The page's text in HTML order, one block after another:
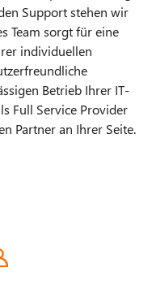
Support stehen wir
Team sorgt für eine
individuellen
Betrieb Ihrer IT-
Full Service Provider
Partner an Ihrer Seite.